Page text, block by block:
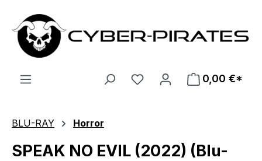
Zum Hauptinhalt springen
0,00 €*
BLU-RAY Horror
SPEAK NO EVIL (2022) (Blu-